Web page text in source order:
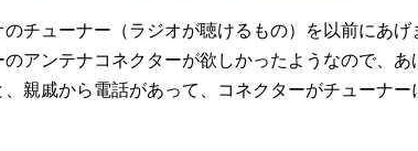
チューナー（ラジオが聴けるもの）を以前にあげ
アンテナコネクターが欲しかったようなので、あ
、親戚から電話があって、コネクターがチューナ